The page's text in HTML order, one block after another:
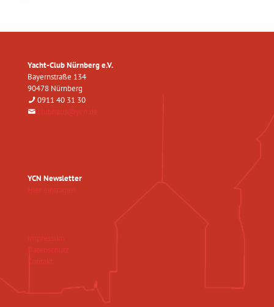
Yacht-Club Nürnberg e.V.
Bayernstraße 134
90478 Nürnberg
0911 40 31 30
clubhaus@ycn.de
YCN Newsletter
Hier eintragen
Impressum
Datenschutz
Kontakt